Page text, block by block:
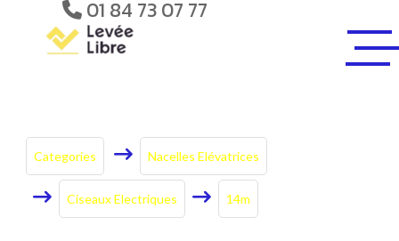
01 84 73 07 77
Categories Nacelles Elévatrices
Ciseaux Electriques 14m